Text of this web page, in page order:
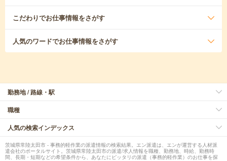
こだわりでお仕事情報をさがす
人気のワードでお仕事情報をさがす
勤務地 / 路線・駅
職種
人気の検索インデックス
茨城県常陸太田市 - 事務的軽作業の派遣情報の検索結果。エン派遣は、エンが運営する人材派
遣会社のポータルサイト。茨城県常陸太田市の派遣/求人情報を職種、勤務地、時給、勤務時
間、長期・短期などの希望条件から、あなたにピッタリの派遣（事務的軽作業）のお仕事を探